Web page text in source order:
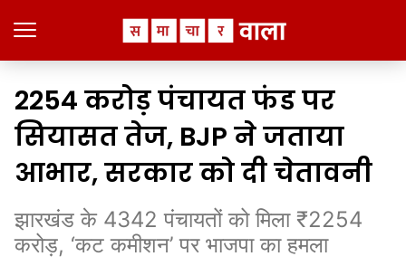
₹2254 करोड़ पंचायत फंड पर
सियासत तेज, BJP ने जताया
आभार, सरकार को दी चेतावनी
झारखंड के 4342 पंचायतों को मिला ₹2254
करोड़, ‘कट कमीशन’ पर भाजपा का हमला